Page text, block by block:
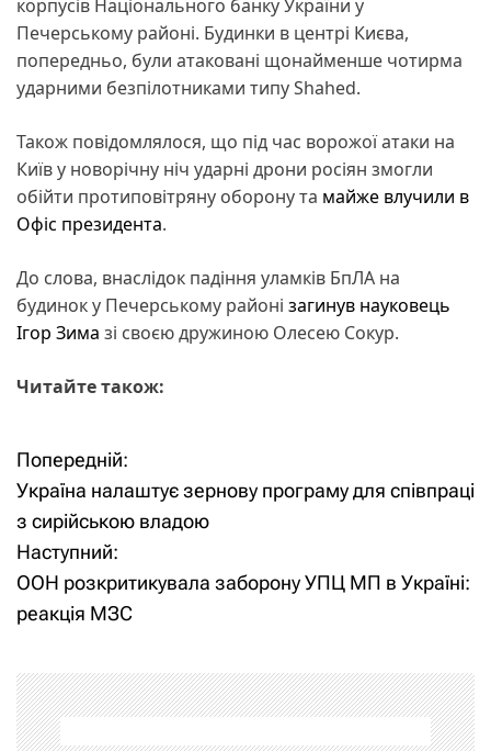
корпусів Національного банку України у
Печерському районі. Будинки в центрі Києва,
попередньо, були атаковані щонайменше чотирма
ударними безпілотниками типу Shahed.
Також повідомлялося, що під час ворожої атаки на
Київ у новорічну ніч ударні дрони росіян змогли
обійти протиповітряну оборону та майже влучили в
Офіс президента.
До слова, внаслідок падіння уламків БпЛА на
будинок у Печерському районі загинув науковець
Ігор Зима зі своєю дружиною Олесею Сокур.
Читайте також:
Н
а
в
і
а
Попередній:
Україна налаштує зернову програму для співпраці
з сирійською владою
Наступний:
ООН розкритикувала заборону УПЦ МП в Україні:
реакція МЗС